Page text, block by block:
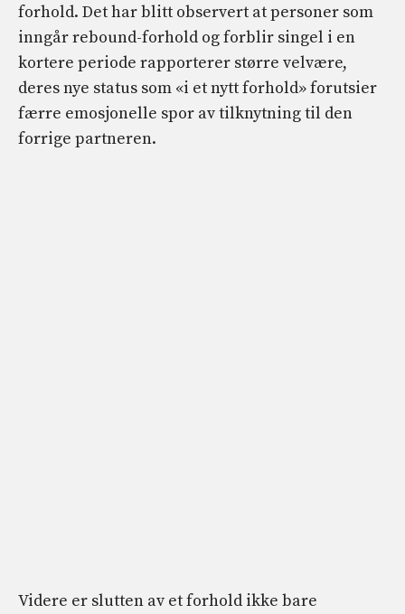
forhold. Det har blitt observert at personer som
inngår rebound-forhold og forblir singel i en
kortere periode rapporterer større velvære,
deres nye status som «i et nytt forhold» forutsier
færre emosjonelle spor av tilknytning til den
forrige partneren.
Videre er slutten av et forhold ikke bare